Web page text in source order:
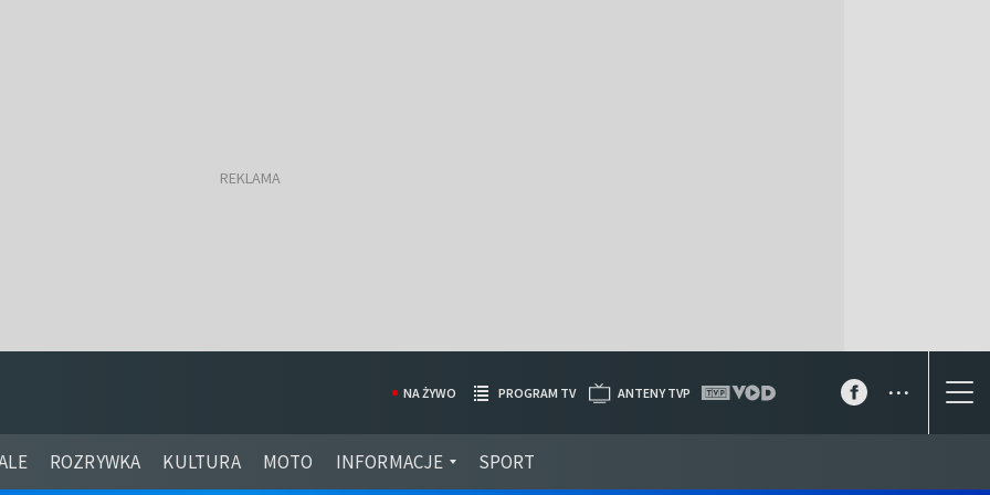
ROZRYWKA KULTURA MOTO INFORMACJE SPORT
NA ŻYWO PROGRAM TV ANTENY TVP ...